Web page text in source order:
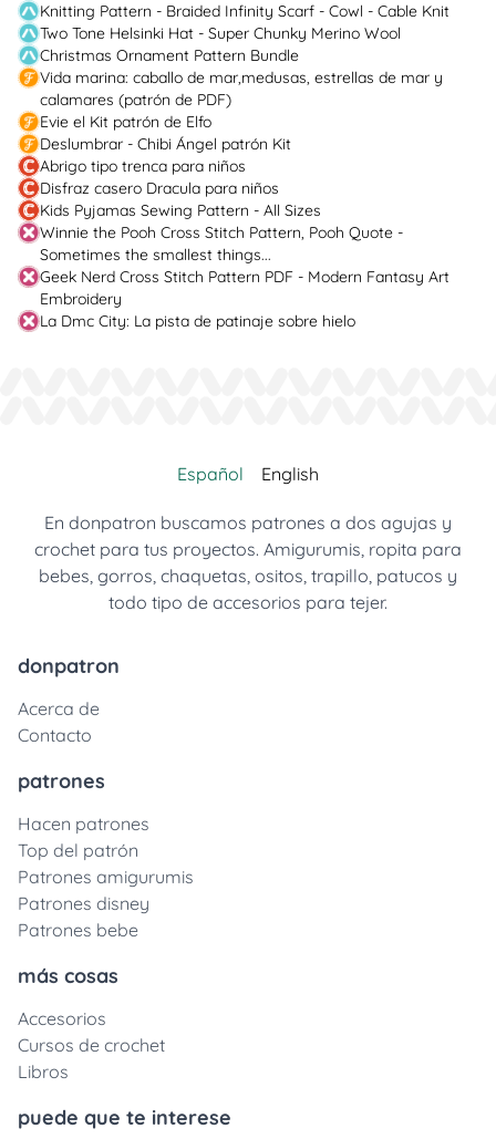
Knitting Pattern - Braided Infinity Scarf - Cowl - Cable Knit
Two Tone Helsinki Hat - Super Chunky Merino Wool
Christmas Ornament Pattern Bundle
Vida marina: caballo de mar,medusas, estrellas de mar y
calamares (patrón de PDF)
Evie el Kit patrón de Elfo
Deslumbrar - Chibi Ángel patrón Kit
Abrigo tipo trenca para niños
Disfraz casero Dracula para niños
Kids Pyjamas Sewing Pattern - All Sizes
Winnie the Pooh Cross Stitch Pattern, Pooh Quote -
Sometimes the smallest things...
Geek Nerd Cross Stitch Pattern PDF - Modern Fantasy Art
Embroidery
La Dmc City: La pista de patinaje sobre hielo
Español English
En donpatron buscamos patrones a dos agujas y
crochet para tus proyectos. Amigurumis, ropita para
bebes, gorros, chaquetas, ositos, trapillo, patucos y
todo tipo de accesorios para tejer.
donpatron
Acerca de
Contacto
patrones
Hacen patrones
Top del patrón
Patrones amigurumis
Patrones disney
Patrones bebe
más cosas
Accesorios
Cursos de crochet
Libros
puede que te interese